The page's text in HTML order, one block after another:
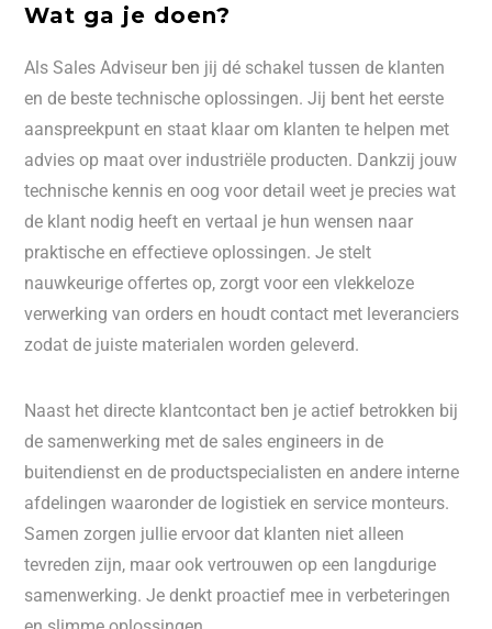
Wat ga je doen?
Als Sales Adviseur ben jij dé schakel tussen de klanten
en de beste technische oplossingen. Jij bent het eerste
aanspreekpunt en staat klaar om klanten te helpen met
advies op maat over industriële producten. Dankzij jouw
technische kennis en oog voor detail weet je precies wat
de klant nodig heeft en vertaal je hun wensen naar
praktische en effectieve oplossingen. Je stelt
nauwkeurige offertes op, zorgt voor een vlekkeloze
verwerking van orders en houdt contact met leveranciers
zodat de juiste materialen worden geleverd.
Naast het directe klantcontact ben je actief betrokken bij
de samenwerking met de sales engineers in de
buitendienst en de productspecialisten en andere interne
afdelingen waaronder de logistiek en service monteurs.
Samen zorgen jullie ervoor dat klanten niet alleen
tevreden zijn, maar ook vertrouwen op een langdurige
samenwerking. Je denkt proactief mee in verbeteringen